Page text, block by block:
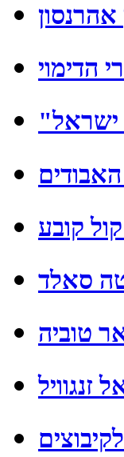
הדימוי
קובע
סאלד
טוביה
זנגוויל